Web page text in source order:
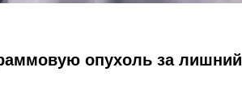
опухоль за лишний